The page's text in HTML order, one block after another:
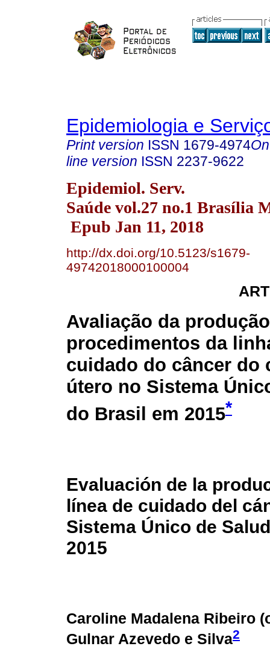
Epidemiologia e
Print version ISSN 1679-4974
line version ISSN 2237-9622
Epidemiol. Serv.
Saúde vol.27 no.1 Brasília
Epub Jan 11, 2018
http://dx.doi.org/10.5123/s1679-
49742018000100004
Avaliação da
procedimentos da
cuidado do câncer do
útero no Sistema
do Brasil em 2015*
Evaluación de la
línea de cuidado del
Sistema Único de
2015
Caroline Madalena Ribeiro (
Gulnar Azevedo e Silva2